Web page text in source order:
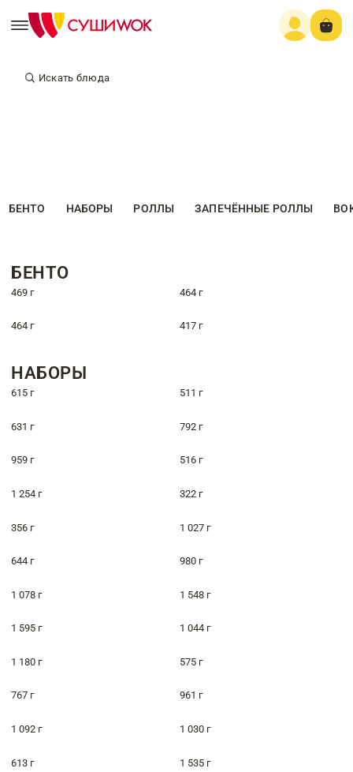
Искать блюда
БЕНТО НАБОРЫ РОЛЛЫ ЗАПЕЧЁННЫЕ РОЛЛЫ
БЕНТО
469 г 464 г
464 г 417 г
НАБОРЫ
615 г 511 г
631 г 792 г
959 г 516 г
1 254 г 322 г
356 г 1 027 г
644 г 980 г
1 078 г 1 548 г
1 595 г 1 044 г
1 180 г 575 г
767 г 961 г
1 092 г 1 030 г
613 г 1 535 г